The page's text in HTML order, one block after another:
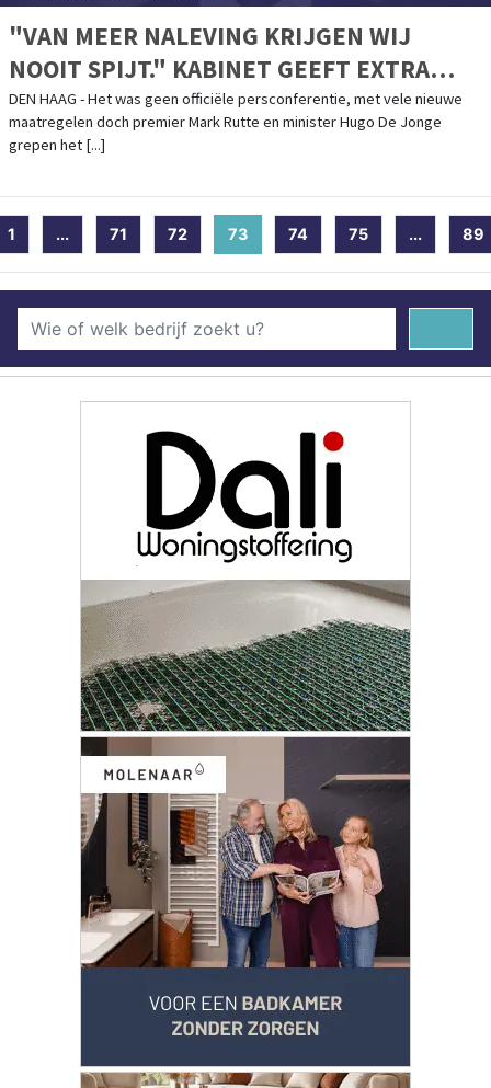
"VAN MEER NALEVING KRIJGEN WIJ
NOOIT SPIJT." KABINET GEEFT EXTRA
WAARSCHUWING AF
DEN HAAG - Het was geen officiële persconferentie, met vele nieuwe
maatregelen doch premier Mark Rutte en minister Hugo De Jonge
grepen het [...]
1 ... 71 72 73(current)
74 75 ... 89